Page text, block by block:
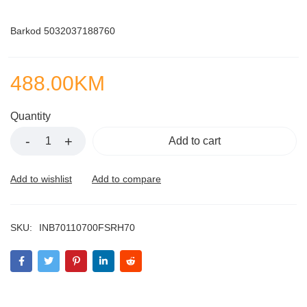
Barkod 5032037188760
488.00KM
Quantity
Add to cart
SKU: INB70110700FSRH70